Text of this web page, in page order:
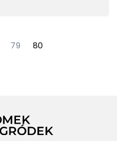
79 80